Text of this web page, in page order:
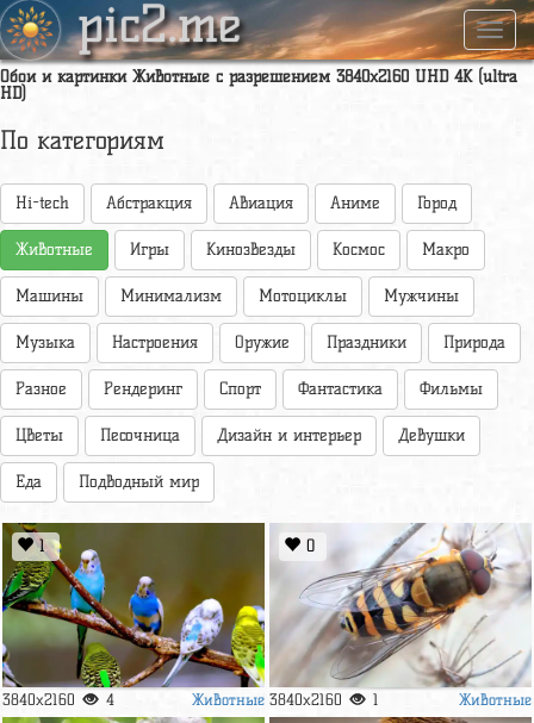
pic2.me
Обои и картинки Животные с разрешением 3840x2160 UHD 4К (ultra
HD)
По категориям
Hi-tech Абстракция Авиация Аниме Город
Животные Игры Кинозвезды Космос Макро
Машины Минимализм Мотоциклы Мужчины
Музыка Настроения Оружие Праздники Природа
Разное Рендеринг Спорт Фантастика Фильмы
Цветы Песочница Дизайн и интерьер Девушки
Еда Подводный мир
1
3840x2160 4 Животные
0
3840x2160 1 Животные